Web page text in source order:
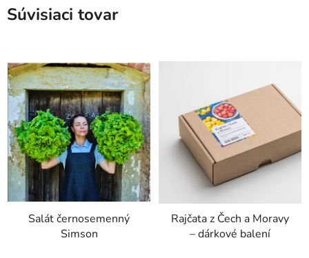
Súvisiaci tovar
Salát černosemenný
Simson
Rajčata z Čech a Moravy
– dárkové balení